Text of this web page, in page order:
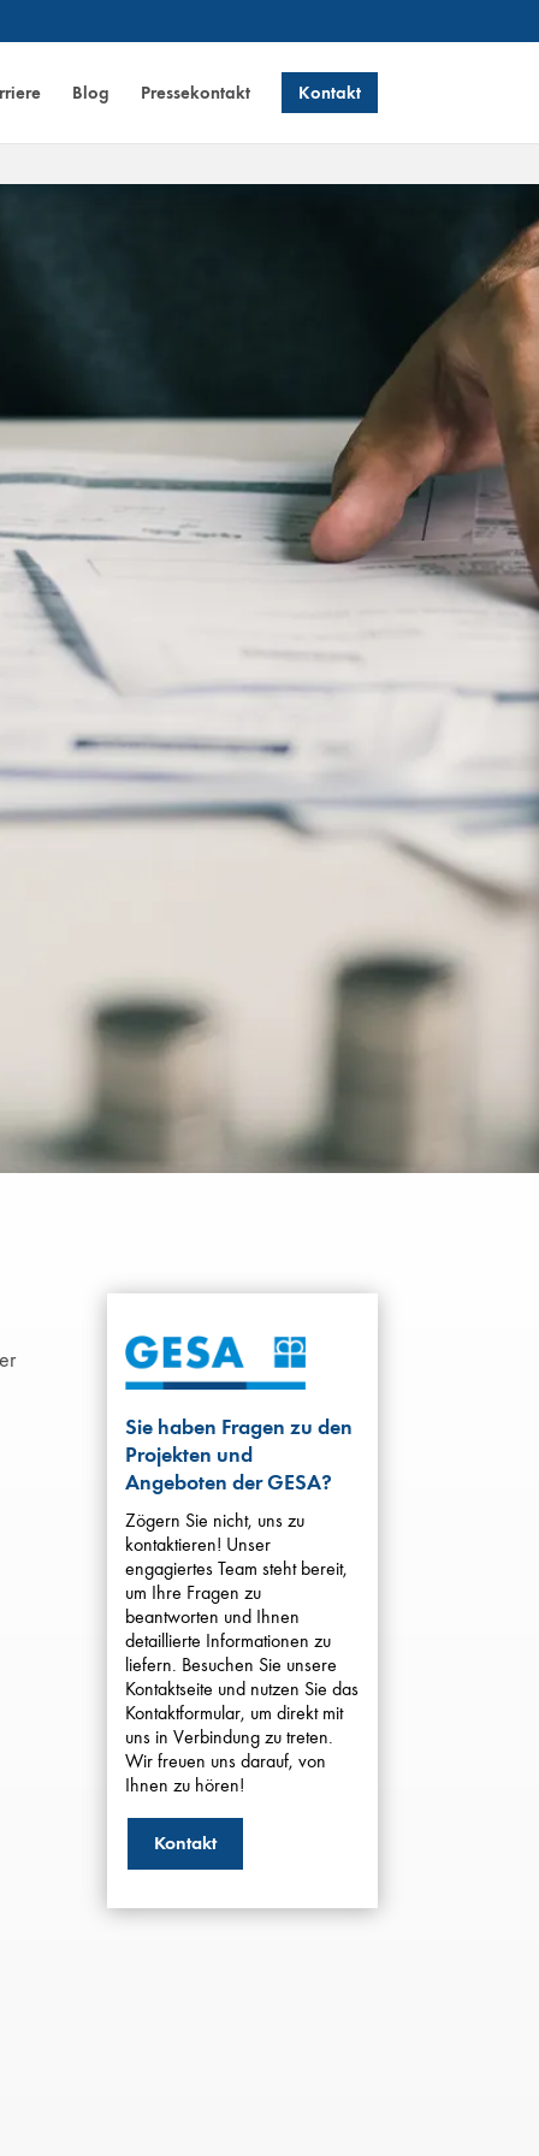
Blog Pressekontakt Kontakt
Sie haben Fragen zu den
Projekten und
Angeboten der GESA?
Zögern Sie nicht, uns zu
kontaktieren! Unser
engagiertes Team steht bereit,
um Ihre Fragen zu
beantworten und Ihnen
detaillierte Informationen zu
liefern. Besuchen Sie unsere
Kontaktseite und nutzen Sie das
Kontaktformular, um direkt mit
uns in Verbindung zu treten.
Wir freuen uns darauf, von
Ihnen zu hören!
Kontakt